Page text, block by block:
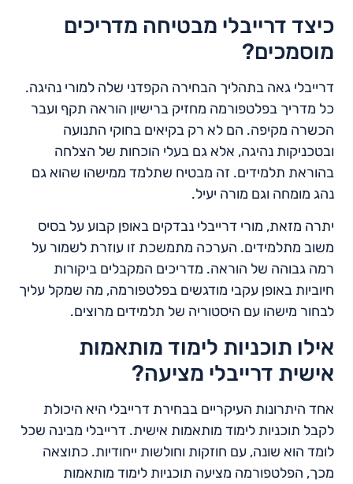
כיצד דרייבלי מבטיחה מדריכים
מוסמכים?
דרייבלי גאה בתהליך הבחירה הקפדני שלה למורי נהיגה.
כל מדריך בפלטפורמה מחזיק ברישיון הוראה תקף ועבר
הכשרה מקיפה. הם לא רק בקיאים בחוקי התנועה
ובטכניקות נהיגה, אלא גם בעלי הוכחות של הצלחה
בהוראת תלמידים. זה מבטיח שתלמד ממישהו שהוא גם
נהג מומחה וגם מורה יעיל.
יתרה מזאת, מורי דרייבלי נבדקים באופן קבוע על בסיס
משוב מתלמידים. הערכה מתמשכת זו עוזרת לשמור על
רמה גבוהה של הוראה. מדריכים המקבלים ביקורות
חיוביות באופן עקבי מודגשים בפלטפורמה, מה שמקל עליך
לבחור מישהו עם היסטוריה של תלמידים מרוצים.
אילו תוכניות לימוד מותאמות
אישית דרייבלי מציעה?
אחד היתרונות העיקריים בבחירת דרייבלי היא היכולת
לקבל תוכניות לימוד מותאמות אישית. דרייבלי מבינה שכל
לומד הוא שונה, עם חוזקות וחולשות ייחודיות. כתוצאה
מכך, הפלטפורמה מציעה תוכניות לימוד מותאמות